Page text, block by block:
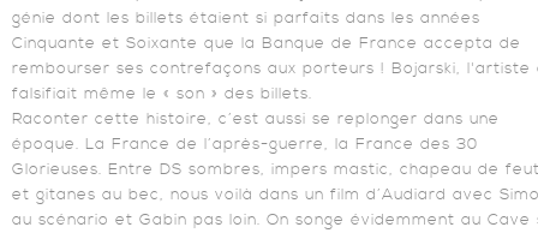
génie dont les billets étaient si parfaits dans les années
Cinquante et Soixante que la Banque de France accepta de
rembourser ses contrefaçons aux porteurs ! Bojarski, l'artiste
falsifiait même le « son » des billets.
Raconter cette histoire, c’est aussi se replonger dans une
époque. La France de l’après-guerre, la France des 30
Glorieuses. Entre DS sombres, impers mastic, chapeau de
et gitanes au bec, nous voilà dans un film d’Audiard avec
au scénario et Gabin pas loin. On songe évidemment au Cave